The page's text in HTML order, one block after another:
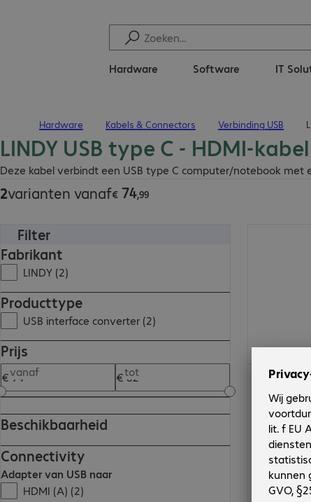
Hardware Software IT
Hardware Kabels & Connectors Verbinding USB
LINDY USB type C - HDMI-
Deze kabel verbindt een USB type C computer/notebook met
2varianten vanaf€ 74,99
€ 74,99
Filter
Fabrikant
LINDY (2)
Producttype
USB interface converter (2)
Prijs
vanaf tot
Beschikbaarheid
Connectivity
Adapter van USB naar
HDMI (A) (2)
€ 81,99